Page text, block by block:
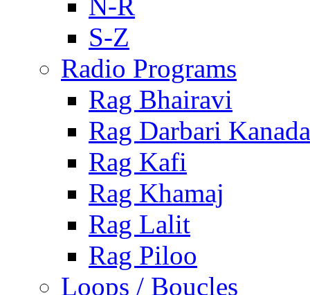
N-R
S-Z
Radio Programs
Rag Bhairavi
Rag Darbari Kanada
Rag Kafi
Rag Khamaj
Rag Lalit
Rag Piloo
Loops / Boucles